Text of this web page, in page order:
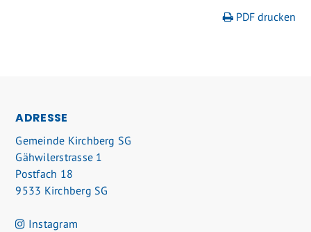
PDF drucken
ADRESSE
Gemeinde Kirchberg SG
Gähwilerstrasse 1
Postfach 18
9533 Kirchberg SG
Instagram